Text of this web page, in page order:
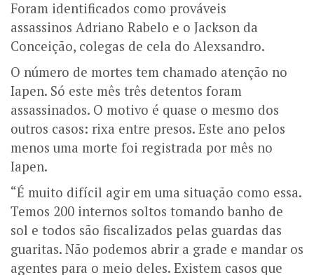
Foram identificados como prováveis
assassinos Adriano Rabelo e o Jackson da
Conceição, colegas de cela do Alexsandro.
O número de mortes tem chamado atenção no
Iapen. Só este mês três detentos foram
assassinados. O motivo é quase o mesmo dos
outros casos: rixa entre presos. Este ano pelos
menos uma morte foi registrada por mês no
Iapen.
“É muito difícil agir em uma situação como essa.
Temos 200 internos soltos tomando banho de
sol e todos são fiscalizados pelas guardas das
guaritas. Não podemos abrir a grade e mandar os
agentes para o meio deles. Existem casos que